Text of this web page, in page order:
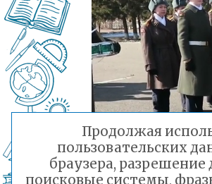
Продолжая
пользовательских
браузера,
поисковые системы,